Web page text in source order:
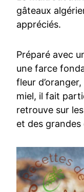
gâteaux
appréciés.
Préparé avec
une farce
fleur
miel, il fait
retrouve sur
et des